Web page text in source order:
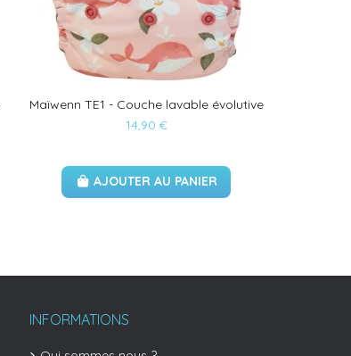
Maïwenn TE1 - Couche lavable évolutive
14,90 €
AJOUTER AU PANIER
INFORMATIONS